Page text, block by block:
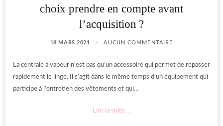
choix prendre en compte avant
l’acquisition ?
18 MARS 2021 AUCUN COMMENTAIRE
La centrale à vapeur n’est pas qu’un accessoire qui permet de repasser
rapidement le linge. Il s’agit dans le même temps d’un équipement qui
participe à l’entretien des vêtements et qui…
Lire la suite ...